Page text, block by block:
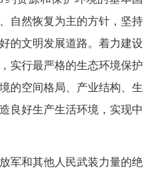
自然恢复为主的方针，坚持
的文明发展道路。着力建设
实行最严格的生态环境保护
的空间格局、产业结构、生
良好生产生活环境，实现中
军和其他人民武装力量的绝